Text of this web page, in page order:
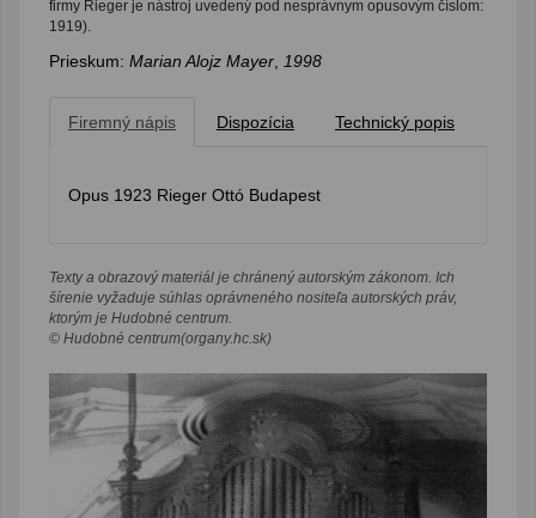
firmy Rieger je nástroj uvedený pod nesprávnym opusovým číslom:
1919).
Prieskum: Marian Alojz Mayer 1998
Firemný nápis Dispozícia Technický popis
Opus 1923 Rieger Ottó Budapest
Texty a obrazový materiál je chránený autorským zákonom. Ich
šírenie vyžaduje súhlas oprávneného nositeľa autorských práv,
ktorým je Hudobné centrum.
© Hudobné centrum(organy.hc.sk)